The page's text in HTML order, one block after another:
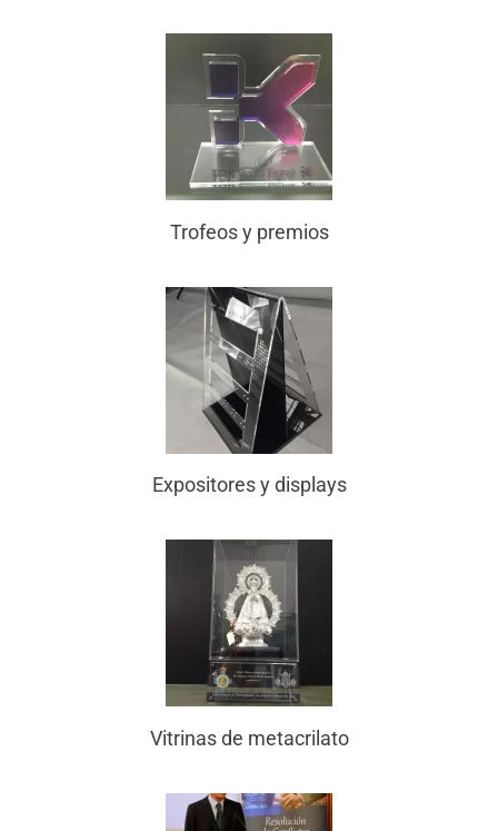
Trofeos y premios
Expositores y displays
Vitrinas de metacrilato